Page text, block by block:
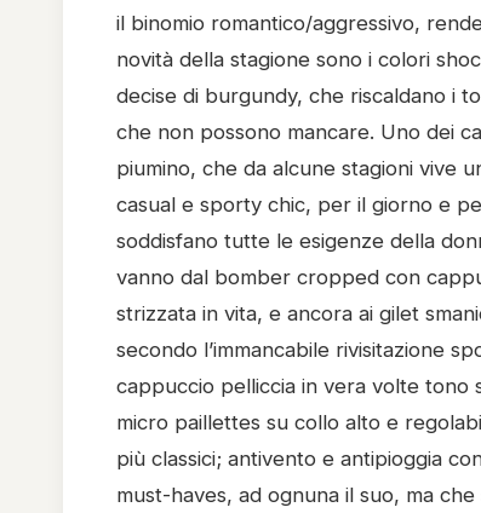
il binomio romantico/aggressivo,
novità della stagione sono i colori
decise di burgundy, che riscaldano i
che non possono mancare. Uno dei
piumino, che da alcune stagioni vive
casual e sporty chic, per il giorno e
soddisfano tutte le esigenze della
vanno dal bomber cropped con
strizzata in vita, e ancora ai gilet
secondo l’immancabile rivisitazione
cappuccio pelliccia in vera volte tono
micro paillettes su collo alto e
più classici; antivento e antipioggia
must-haves, ad ognuna il suo, ma